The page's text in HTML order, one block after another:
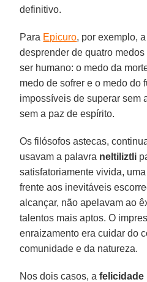
definitivo.
Para Epicuro, por exemplo,
desprender de quatro
ser humano: o medo da
medo de sofrer e o medo do
impossíveis de superar sem
sem a paz de espírito.
Os filósofos astecas,
usavam a palavra neltiliztli
satisfatoriamente vivida, uma
frente aos inevitáveis
alcançar, não apelavam ao
talentos mais aptos. O
enraizamento era cuidar do
comunidade e da natureza.
Nos dois casos, afelicidade